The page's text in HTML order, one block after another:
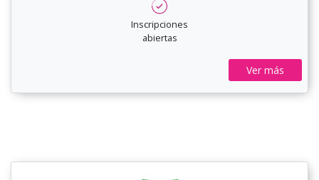
Inscripciones
abiertas
Ver más